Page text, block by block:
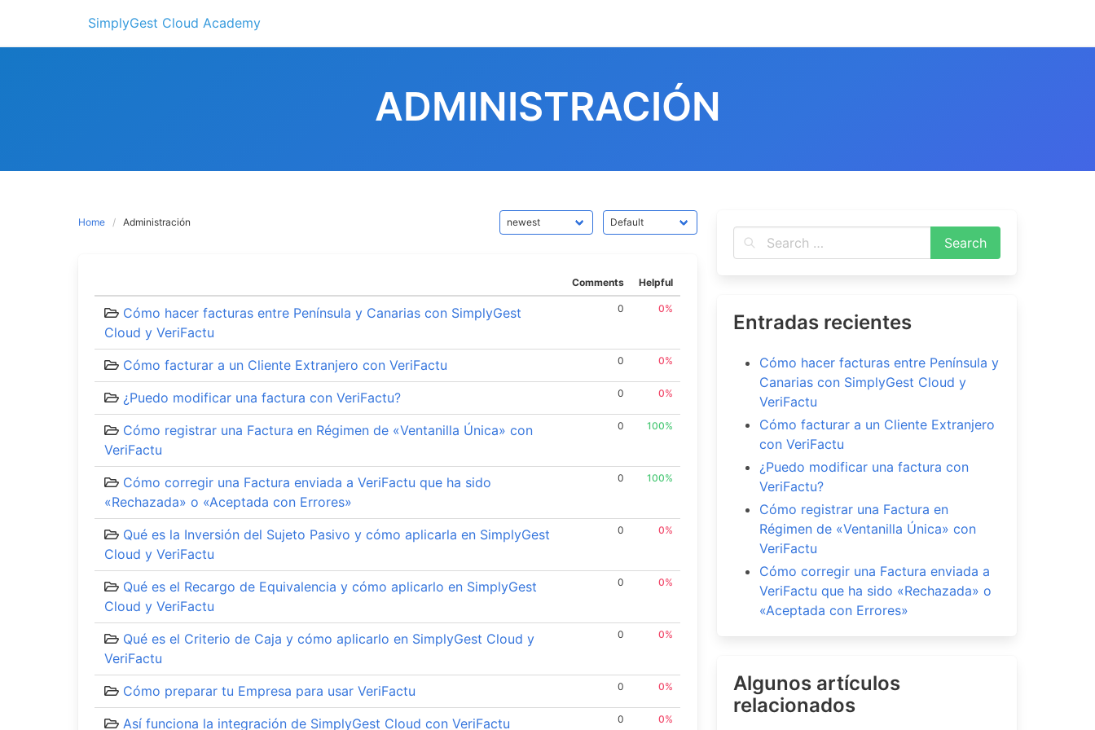
content
SimplyGest Cloud Academy
ADMINISTRACIÓN
Home Administración
Comments Helpful
Cómo hacer facturas entre Península y Canarias con SimplyGest
Cloud y VeriFactu
0 0%
Cómo facturar a un Cliente Extranjero con VeriFactu 0 0%
¿Puedo modificar una factura con VeriFactu? 0 0%
Cómo registrar una Factura en Régimen de «Ventanilla Única» con
VeriFactu
0 100%
Cómo corregir una Factura enviada a VeriFactu que ha sido
«Rechazada» o «Aceptada con Errores»
0 100%
Qué es la Inversión del Sujeto Pasivo y cómo aplicarla en SimplyGest
Cloud y VeriFactu
0 0%
Qué es el Recargo de Equivalencia y cómo aplicarlo en SimplyGest
Cloud y VeriFactu
0 0%
Qué es el Criterio de Caja y cómo aplicarlo en SimplyGest Cloud y
VeriFactu
0 0%
Cómo preparar tu Empresa para usar VeriFactu 0 0%
Así funciona la integración de SimplyGest Cloud con VeriFactu 0 0%
Entradas recientes
Cómo hacer facturas entre Península y
Canarias con SimplyGest Cloud y
VeriFactu
Cómo facturar a un Cliente Extranjero
con VeriFactu
¿Puedo modificar una factura con
VeriFactu?
Cómo registrar una Factura en
Régimen de «Ventanilla Única» con
VeriFactu
Cómo corregir una Factura enviada a
VeriFactu que ha sido «Rechazada» o
«Aceptada con Errores»
Algunos artículos
relacionados